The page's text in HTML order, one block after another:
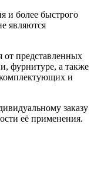
и более быстрого
являются
от представленных
фурнитуре, а также
и
заказу
её применения.